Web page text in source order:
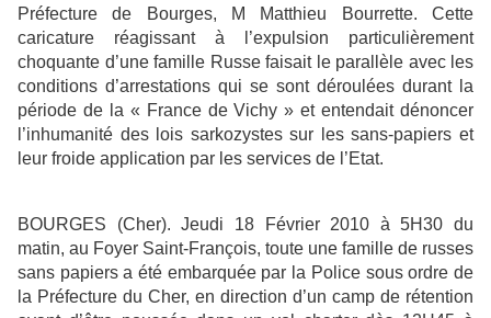
Préfecture de Bourges, M Matthieu Bourrette. Cette
caricature réagissant à l’expulsion particulièrement
choquante d’une famille Russe faisait le parallèle avec les
conditions d’arrestations qui se sont déroulées durant la
période de la « France de Vichy » et entendait dénoncer
l’inhumanité des lois sarkozystes sur les sans-papiers et
leur froide application par les services de l’Etat.
BOURGES (Cher). Jeudi 18 Février 2010 à 5H30 du
matin, au Foyer Saint-François, toute une famille de russes
sans papiers a été embarquée par la Police sous ordre de
la Préfecture du Cher, en direction d’un camp de rétention